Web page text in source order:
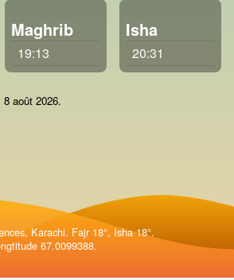
Maghrib
19:13
Isha
20:31
8 août 2026.
Karachi. Fajr 18°, Isha 18°.
67.0099388.